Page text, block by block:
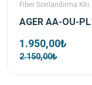
Fiber Sonlandırma Kiti
1.950,00₺
2.150,00₺